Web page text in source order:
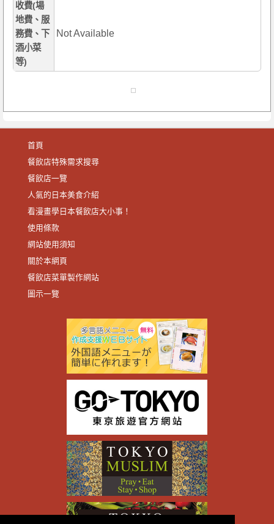
收費(場
地費、服
務費、下
酒小菜
等)
Not Available
首頁
餐飲店特殊需求搜尋
餐飲店一覽
人氣的日本美食介紹
看漫畫學日本餐飲店大小事！
使用條款
網站使用須知
關於本網頁
餐飲店菜單製作網站
圖示一覽